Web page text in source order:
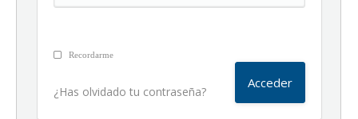
Recordarme
¿Has olvidado tu contraseña?